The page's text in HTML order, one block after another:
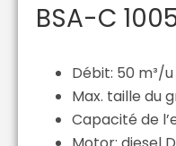
BSA-C
Débit: 50 m³/u
Max. taille du
Capacité de